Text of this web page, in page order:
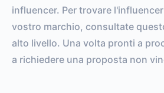
influencer. Per trovare
vostro marchio, consultate
alto livello. Una volta pronti a
a richiedere una proposta non